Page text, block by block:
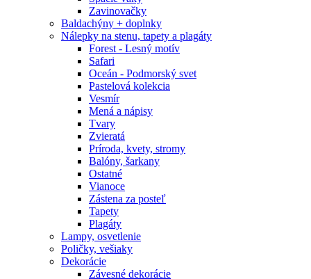
Zavinovačky
Baldachýny + doplnky
Nálepky na stenu, tapety a plagáty
Forest - Lesný motív
Safari
Oceán - Podmorský svet
Pastelová kolekcia
Vesmír
Mená a nápisy
Tvary
Zvieratá
Príroda, kvety, stromy
Balóny, šarkany
Ostatné
Vianoce
Zástena za posteľ
Tapety
Plagáty
Lampy, osvetlenie
Poličky, vešiaky
Dekorácie
Závesné dekorácie